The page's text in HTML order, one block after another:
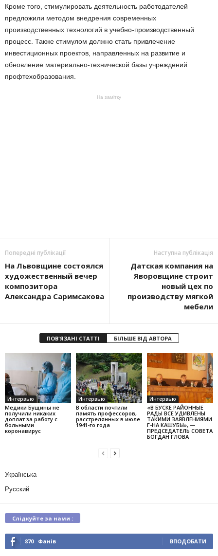
Кроме того, стимулировать деятельность работодателей
предложили методом внедрения современных
производственных технологий в учебно-производственный
процесс. Также стимулом должно стать привлечение
инвестиционных проектов, направленных на развитие и
обновление материально-технической базы учреждений
профтехобразования.
На замітку
Попередні публікації
На Львовщине состоялся
художественный вечер
композитора
Александра Саримсакова
Наступна публікація
Датская компания на
Яворовщине строит
новый цех по
производству мягкой
мебели
ПОВ'ЯЗАНІ СТАТТІ БІЛЬШЕ ВІД АВТОРА
Интервью
Медики Бущины не
получили никаких
доплат за работу с
больными
коронавирус
Интервью
В области почтили
память профессоров,
расстрелянных в июле
1941-го года
Интервью
«В БУСКЕ РАЙОННЫЕ
РАДЫ ВСЕ УДИВЛЕНЫ
ТАКИМИ ЗАЯВЛЕНИЯМИ
Г-НА КАШУБЫ», —
ПРЕДСЕДАТЕЛЬ СОВЕТА
БОГДАН ГЛОВА
Українська
Русский
Слідкуйте за нами :
870 Фанів ВПОДОБАТИ